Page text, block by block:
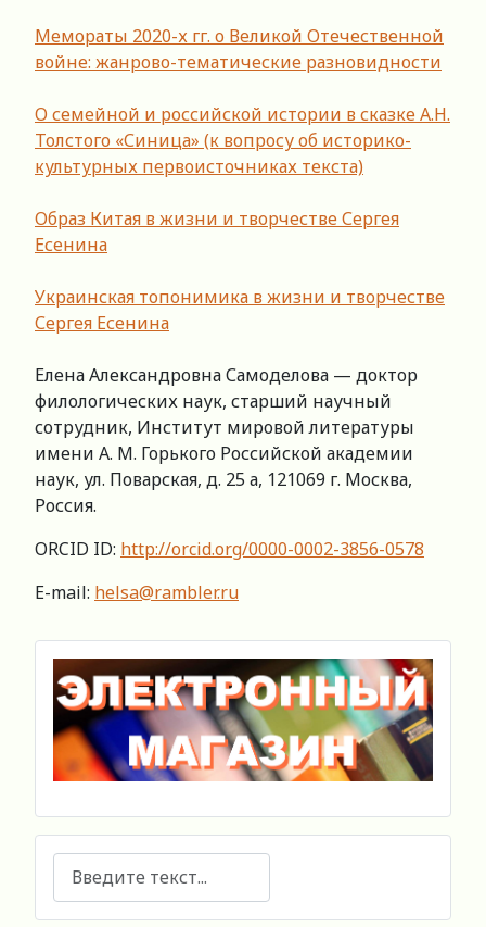
Мемораты 2020-х гг. о Великой Отечественной
войне: жанрово-тематические разновидности
О семейной и российской истории в сказке А.Н.
Толстого «Синица» (к вопросу об историко-
культурных первоисточниках текста)
Образ Китая в жизни и творчестве Сергея
Есенина
Украинская топонимика в жизни и творчестве
Сергея Есенина
Елена Александровна Самоделова — доктор
филологических наук, старший научный
сотрудник, Институт мировой литературы
имени А. М. Горького Российской академии
наук, ул. Поварская, д. 25 а, 121069 г. Москва,
Россия.
ORCID ID: http://orcid.org/0000-0002-3856-0578
E-mail: helsa@rambler.ru
Поиск